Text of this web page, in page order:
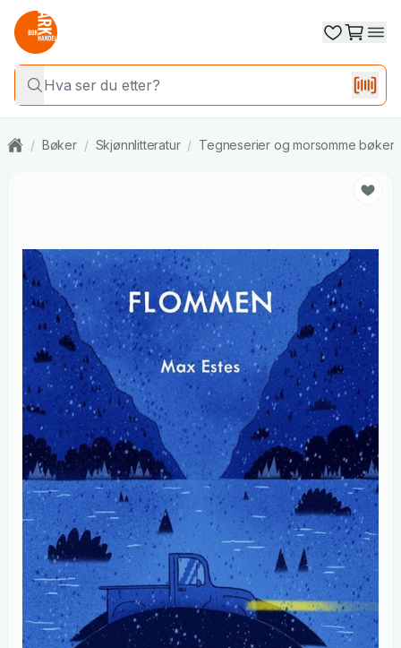
/ Bøker / Skjønnlitteratur / Tegneserier og morsomme bøker